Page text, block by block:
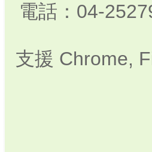
電話：04-
支援 Chrome,